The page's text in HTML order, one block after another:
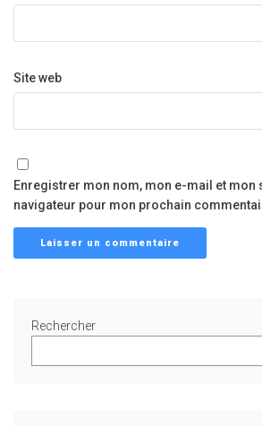
Site web
Enregistrer mon nom, mon e-mail et mon
navigateur pour mon prochain
Rechercher